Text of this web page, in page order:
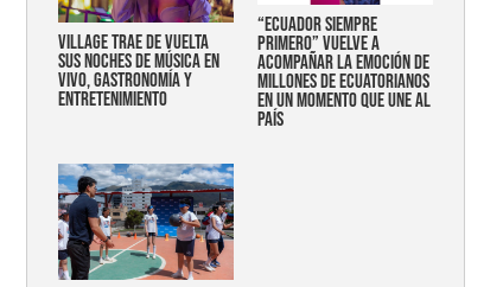
Village trae de vuelta
sus noches de música en
vivo, gastronomía y
entretenimiento
“Ecuador siempre
primero” vuelve a
acompañar la emoción de
millones de ecuatorianos
en un momento que une al
país